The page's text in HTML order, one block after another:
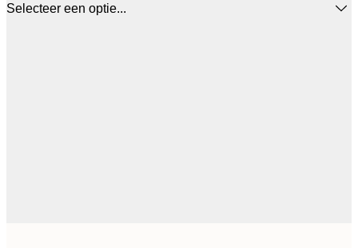
Selecteer een optie...